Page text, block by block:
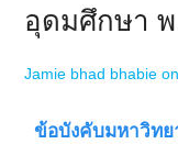
อุดมศึกษา พ
Jamie bhad bhabie
ข้อบังคับมหาวิท